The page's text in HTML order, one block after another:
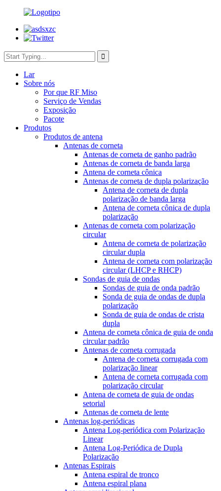
Lar
Sobre nós
Por que RF Miso
Serviço de Vendas
Exposição
Pacote
Produtos
Produtos de antena
Antenas de corneta
Antenas de corneta de ganho padrão
Antenas de corneta de banda larga
Antena de corneta cônica
Antenas de corneta de dupla polarização
Antena de corneta de dupla
polarização de banda larga
Antena de corneta cônica de dupla
polarização
Antenas de corneta com polarização
circular
Antena de corneta de polarização
circular dupla
Antena de corneta com polarização
circular (LHCP e RHCP)
Sondas de guia de ondas
Sondas de guia de onda padrão
Sonda de guia de ondas de dupla
polarização
Sonda de guia de ondas de crista
dupla
Antena de corneta cônica de guia de onda
circular padrão
Antenas de corneta corrugada
Antena de corneta corrugada com
polarização linear
Antena de corneta corrugada com
polarização circular
Antena de corneta de guia de ondas
setorial
Antenas de corneta de lente
Antenas log-periódicas
Antena Log-periódica com Polarização
Linear
Antena Log-Periódica de Dupla
Polarização
Antenas Espirais
Antena espiral de tronco
Antena espiral plana